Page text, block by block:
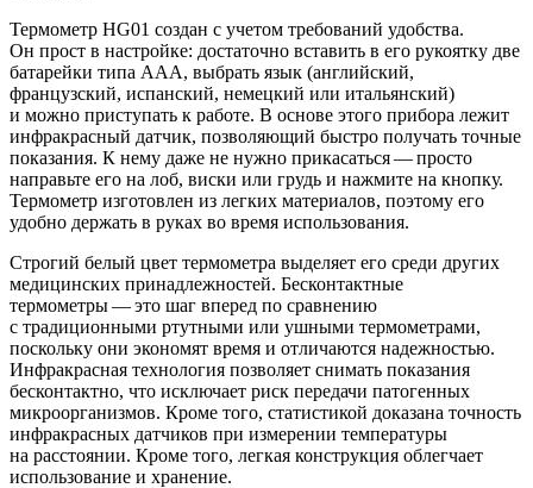
Термометр HG01 создан с учетом требований удобства.
Он прост в настройке: достаточно вставить в его рукоятку две
батарейки типа ААА, выбрать язык (английский,
французский, испанский, немецкий или итальянский)
и можно приступать к работе. В основе этого прибора лежит
инфракрасный датчик, позволяющий быстро получать точные
показания. К нему даже не нужно прикасаться — просто
направьте его на лоб, виски или грудь и нажмите на кнопку.
Термометр изготовлен из легких материалов, поэтому его
удобно держать в руках во время использования.
Строгий белый цвет термометра выделяет его среди других
медицинских принадлежностей. Бесконтактные
термометры — это шаг вперед по сравнению
с традиционными ртутными или ушными термометрами,
поскольку они экономят время и отличаются надежностью.
Инфракрасная технология позволяет снимать показания
бесконтактно, что исключает риск передачи патогенных
микроорганизмов. Кроме того, статистикой доказана точность
инфракрасных датчиков при измерении температуры
на расстоянии. Кроме того, легкая конструкция облегчает
использование и хранение.